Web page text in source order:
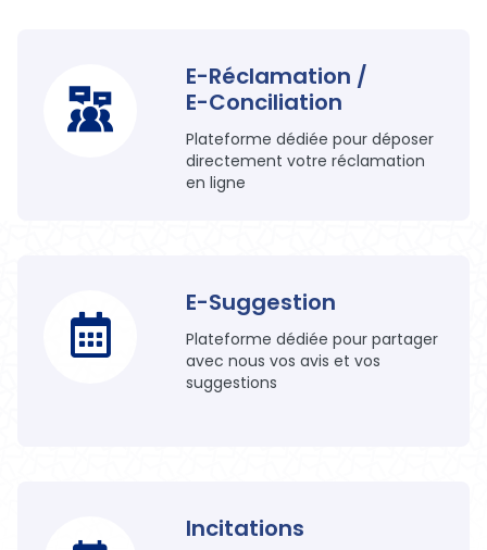
E-Réclamation /
E-Conciliation
Plateforme dédiée pour déposer
directement votre réclamation
en ligne
E-Suggestion
Plateforme dédiée pour partager
avec nous vos avis et vos
suggestions
Incitations